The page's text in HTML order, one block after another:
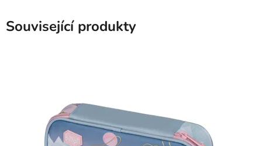
Související produkty